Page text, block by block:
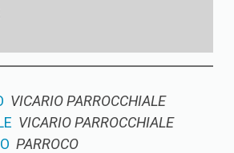
VICARIO PARROCCHIALE
VICARIO PARROCCHIALE
PARROCO